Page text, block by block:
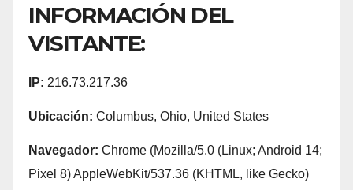
INFORMACIÓN DEL
VISITANTE:
IP: 216.73.217.36
Ubicación: Columbus, Ohio, United States
Navegador: Chrome (Mozilla/5.0 (Linux; Android 14;
Pixel 8) AppleWebKit/537.36 (KHTML, like Gecko)